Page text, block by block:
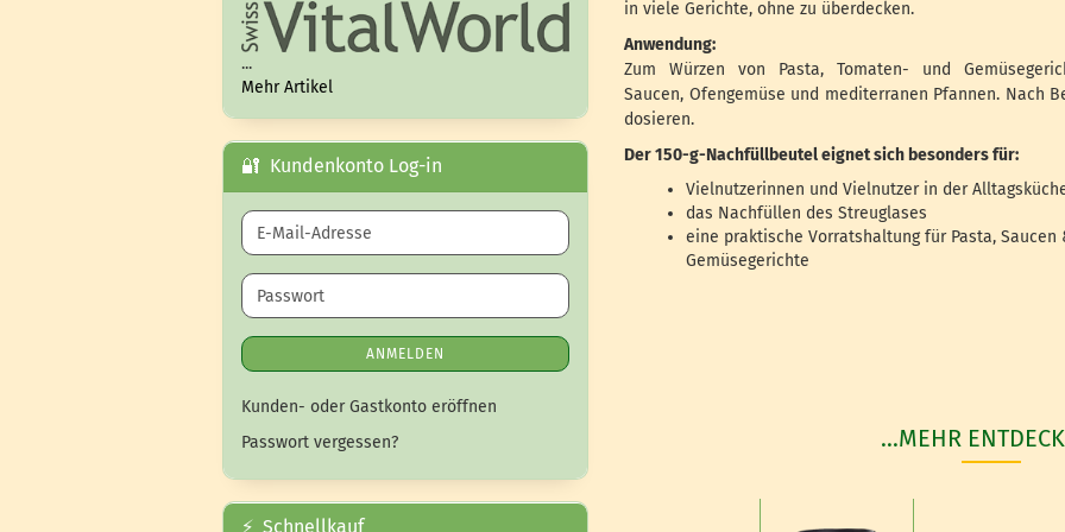
in viele Gerichte, ohne zu überdecken.
Anwendung:
Zum Würzen von Pasta, Tomaten- und
Saucen, Ofengemüse und mediterranen Pfannen. Nach
dosieren.
Der 150-g-Nachfüllbeutel eignet sich besonders für:
Vielnutzerinnen und Vielnutzer in der
das Nachfüllen des Streuglases
eine praktische Vorratshaltung für Pasta, Saucen
Gemüsegerichte
...MEHR
...
Mehr Artikel
🔐 Kundenkonto Log-in
E-Mail-Adresse
Passwort
ANMELDEN
Kunden- oder Gastkonto eröffnen
Passwort vergessen?
⚡ Schnellkauf